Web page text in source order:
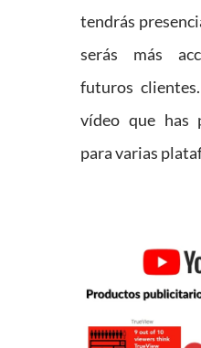
tendrás
serás más
futuros
vídeo que has
para varias